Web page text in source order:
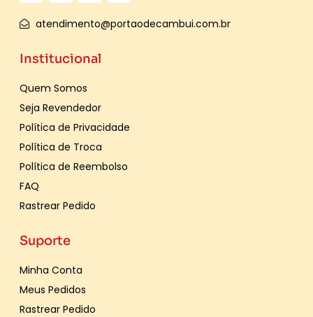
atendimento@portaodecambui.com.br
Institucional
Quem Somos
Seja Revendedor
Política de Privacidade
Política de Troca
Política de Reembolso
FAQ
Rastrear Pedido
Suporte
Minha Conta
Meus Pedidos
Rastrear Pedido